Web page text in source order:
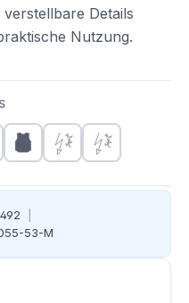
Details
Nutzung.
53-M